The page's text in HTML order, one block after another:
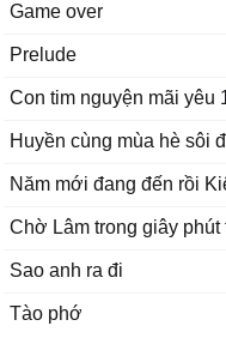
Game over
Prelude
Con tim nguyện mãi yêu
Huyền cùng mùa hè sôi
Năm mới đang đến rồi
Chờ Lâm trong giây phút
Sao anh ra đi
Tào phớ